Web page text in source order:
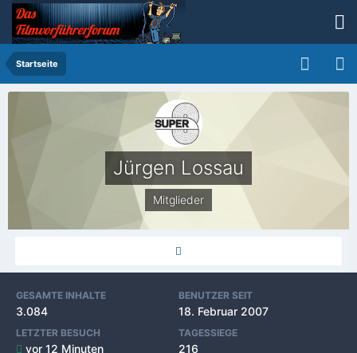
Startseite
Jürgen Lossau
Mitglieder
GESAMTE INHALTE
3.084
BENUTZER SEIT
18. Februar 2007
LETZTER BESUCH
vor 12 Minuten
TAGESSIEGE
216